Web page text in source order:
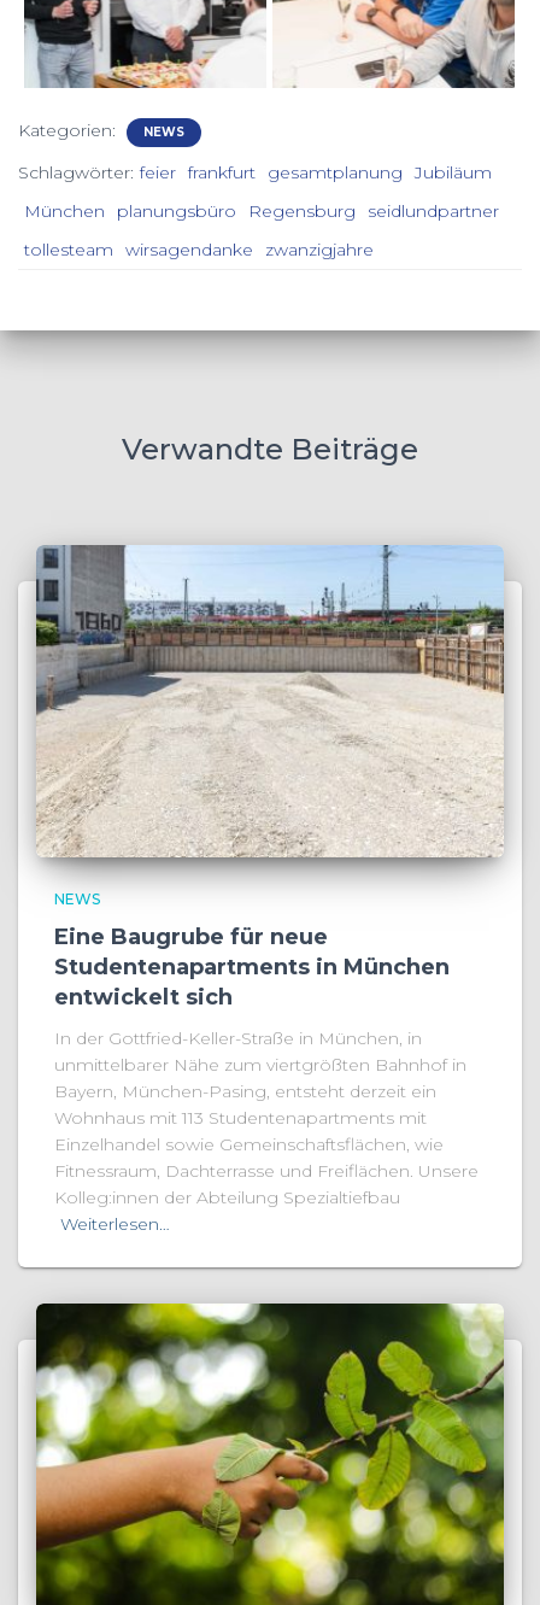
Kategorien: NEWS
Schlagwörter: feier frankfurt gesamtplanung
Jubiläum
München
planungsbüro Regensburg
seidlundpartner
tollesteam
wirsagendanke zwanzigjahre
Verwandte Beiträge
NEWS
Eine Baugrube für neue
Studentenapartments in München
entwickelt sich
In der Gottfried-Keller-Straße in München, in
unmittelbarer Nähe zum viertgrößten Bahnhof in
Bayern, München-Pasing, entsteht derzeit ein
Wohnhaus mit 113 Studentenapartments mit
Einzelhandel sowie Gemeinschaftsflächen, wie
Fitnessraum, Dachterrasse und Freiflächen. Unsere
Kolleg:innen der Abteilung Spezialtiefbau
Weiterlesen…